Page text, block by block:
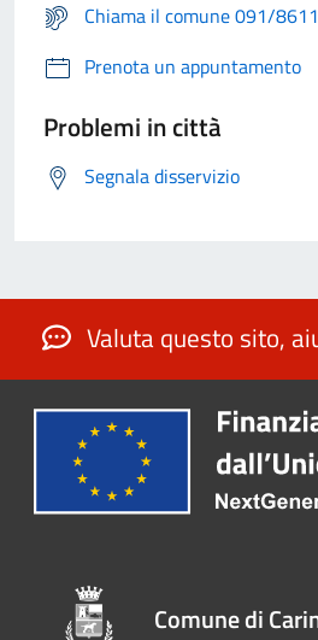
Chiama il comune 091/
Prenota un appuntamento
Problemi in città
Segnala disservizio
Valuta questo sito,
Comune di